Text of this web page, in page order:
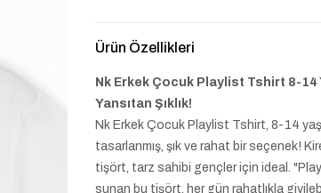
Ürün Özellikleri
Nk Erkek Çocuk Playlist Tshirt 8-14
Yansıtan Şıklık!
Nk Erkek Çocuk Playlist Tshirt, 8-14
tasarlanmış, şık ve rahat bir seçenek!
tişört, tarz sahibi gençler için ideal.
sunan bu tişört, her gün rahatlıkla